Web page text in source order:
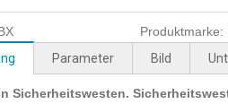
Produktmarke:
Parameter Bild
Sicherheitswesten.